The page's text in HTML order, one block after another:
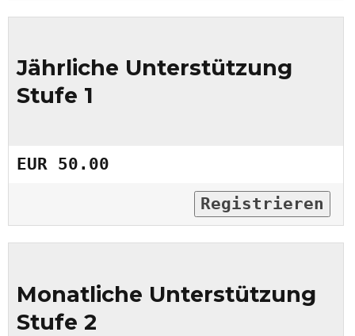
Jährliche Unterstützung
Stufe 1
EUR 50.00
Registrieren
Monatliche Unterstützung
Stufe 2